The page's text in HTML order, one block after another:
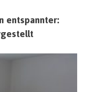
entspannter: